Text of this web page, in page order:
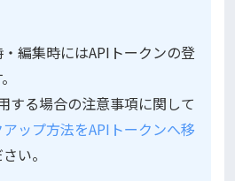
編集時にはAPIトークンの登
する場合の注意事項に関して
ップ方法をAPIトークンへ移
い。